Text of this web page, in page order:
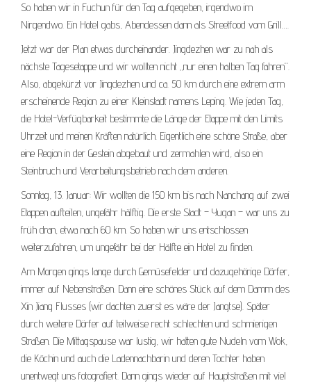
So haben wir in Fuchun für den Tag aufgegeben, irgendwo im
Nirgendwo. Ein Hotel gabs, Abendessen dann als Streetfood vom Grill….
Jetzt war der Plan etwas durcheinander. Jingdezhen war zu nah als
nächste Tagesetappe und wir wollten nicht „nur einen halben Tag fahren“.
Also, abgekürzt vor Jingdezhen und ca. 50 km durch eine extrem arm
erscheinende Region zu einer Kleinstadt namens Leping. Wie jeden Tag,
die Hotel-Verfügbarkeit bestimmte die Länge der Etappe mit den Limits
Uhrzeit und meinen Kräften natürlich. Eigentlich eine schöne Straße, aber
eine Region in der Gestein abgebaut und zermahlen wird, also ein
Steinbruch und Verarbeitungsbetrieb nach dem anderen.
Sonntag, 13. Januar: Wir wollten die 150 km bis nach Nanchang auf zwei
Etappen aufteilen, ungefähr hälftig. Die erste Stadt – Yugan – war uns zu
früh dran, etwa nach 60 km. So haben wir uns entschlossen
weiterzufahren, um ungefähr bei der Hälfte ein Hotel zu finden.
Am Morgen gings lange durch Gemüsefelder und dazugehörige Dörfer,
immer auf Nebenstraßen. Dann eine schönes Stück auf dem Damm des
Xin Jiang Flusses (wir dachten zuerst es wäre der Jangtse). Später
durch weitere Dörfer auf teilweise recht schlechten und schmierigen
Straßen. Die Mittagspause war lustig, wir hatten gute Nudeln vom Wok,
die Köchin und auch die Ladennachbarin und deren Tochter haben
unentwegt uns fotografiert. Dann gings wieder auf Hauptstraßen mit viel